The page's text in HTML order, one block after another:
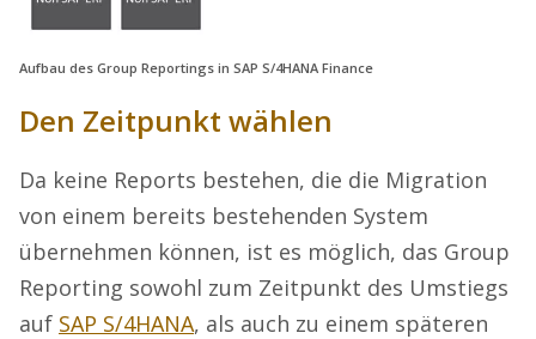
Aufbau des Group Reportings in SAP S/4HANA Finance
Den Zeitpunkt wählen
Da keine Reports bestehen, die die Migration
von einem bereits bestehenden System
übernehmen können, ist es möglich, das Group
Reporting sowohl zum Zeitpunkt des Umstiegs
auf SAP S/4HANA, als auch zu einem späteren